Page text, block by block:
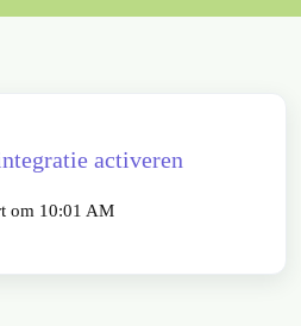
activeren
om 10:01 AM